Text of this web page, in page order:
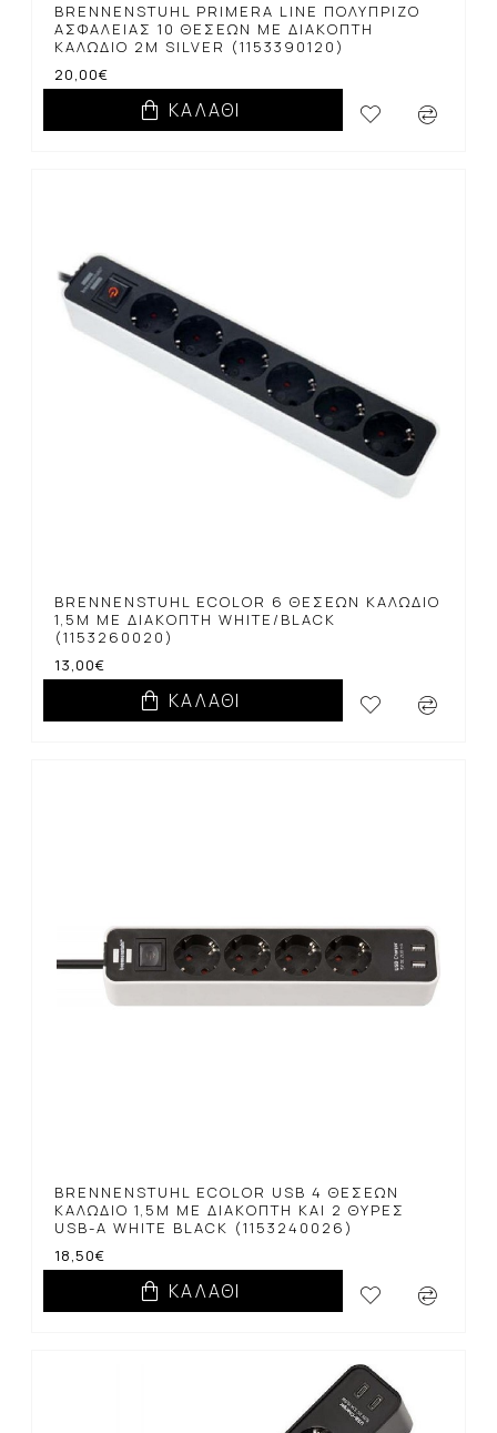
BRENNENSTUHL PRIMERA LINE ΠΟΛΎΠΡΙΖΟ
ΑΣΦΑΛΕΊΑΣ 10 ΘΈΣΕΩΝ ΜΕ ΔΙΑΚΌΠΤΗ
ΚΑΛΏΔΙΟ 2M SILVER (1153390120)
20,00€
ΚΑΛΆΘΙ
BRENNENSTUHL ECOLOR 6 ΘΈΣΕΩΝ ΚΑΛΏΔΙΟ
1,5M ΜΕ ΔΙΑΚΌΠΤΗ WHITE/BLACK
(1153260020)
13,00€
ΚΑΛΆΘΙ
BRENNENSTUHL ECOLOR USB 4 ΘΈΣΕΩΝ
ΚΑΛΏΔΙΟ 1,5M ΜΕ ΔΙΑΚΌΠΤΗ ΚΑΙ 2 ΘΎΡΕΣ
USB-A WHITE BLACK (1153240026)
18,50€
ΚΑΛΆΘΙ